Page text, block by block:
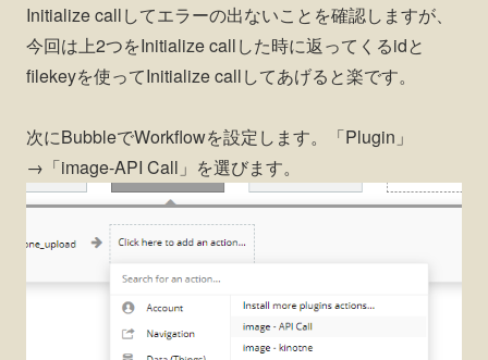
Initialize callしてエラーの出ないことを確認しますが、
今回は上2つをInitialize callした時に返ってくるidと
filekeyを使ってInitialize callしてあげると楽です。
次にBubbleでWorkflowを設定します。「Plugin」
→「image-API Call」を選びます。